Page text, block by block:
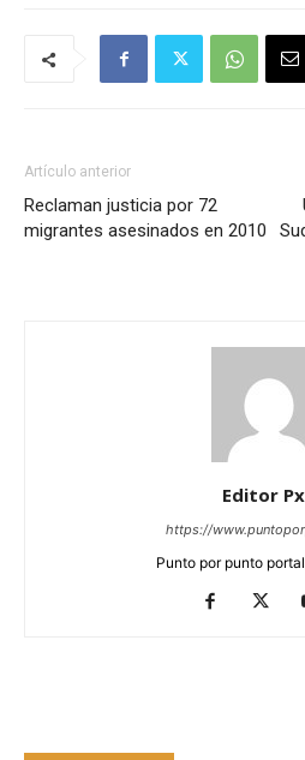
Artículo anterior
Reclaman justicia por 72
migrantes asesinados en 2010
Editor
https://
Punto por punto